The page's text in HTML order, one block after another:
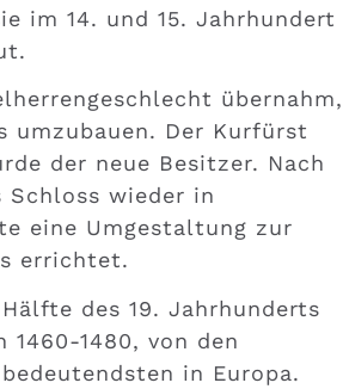
im 14. und 15. Jahrhundert
übernahm,
umzubauen. Der Kurfürst
der neue Besitzer. Nach
Schloss wieder in
eine Umgestaltung zur
errichtet.
des 19. Jahrhunderts
1480, von den
in Europa.